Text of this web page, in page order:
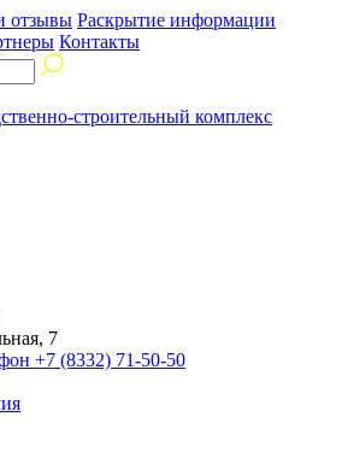
отзывы Раскрытие информации
Контакты
строительный комплекс
7
+7 (8332) 71-50-50